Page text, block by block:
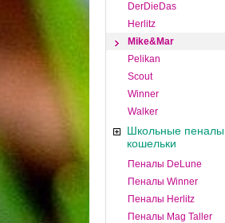
DerDieDas
Herlitz
Mike&Mar
Pelikan
Scout
Winner
Walker
Школьные пеналы,
кошельки
Пеналы DeLune
Пеналы Winner
Пеналы Herlitz
Пеналы Mag Taller